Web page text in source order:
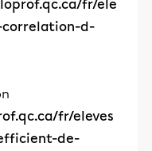
fr/ele
d-
fr/eleves
de-